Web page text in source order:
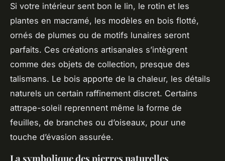
Si votre intérieur sent bon le lin, le rotin et les
plantes en macramé, les modèles en bois flotté,
ornés de plumes ou de motifs lunaires seront
parfaits. Ces créations artisanales s’intègrent
comme des objets de collection, presque des
talismans. Le bois apporte de la chaleur, les détails
naturels un certain raffinement discret. Certains
attrape-soleil reprennent même la forme de
feuilles, de branches ou d’oiseaux, pour une
touche d’évasion assurée.
La symbolique des pierres naturelles